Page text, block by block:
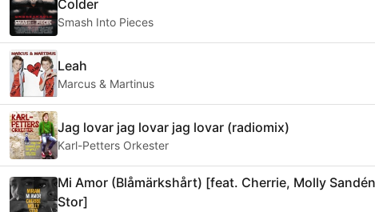
Colder
Smash Into Pieces
Leah
Marcus & Martinus
Jag lovar jag lovar jag lovar (radiomix)
Karl-Petters Orkester
Mi Amor (Blåmärkshårt) [feat. Cherrie, Molly
Stor]